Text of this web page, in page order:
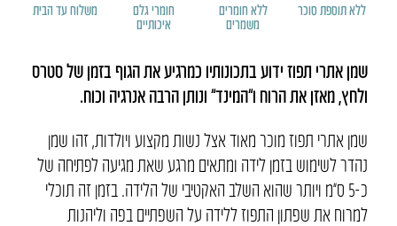
ללא תוספת סוכר
ללא חומרים
משמרים
חומרי גלם
איכותיים
משלוח עד הבית
שמן אתרי תפוז ידוע בתכונותיו כמרגיע את הגוף בזמן של סטרס
ולחץ, מאזן את הרוח ו”המינד” ונותן הרבה אנרגיה וכוח.
שמן אתרי תפוז מוכר מאוד אצל נשות מקצוע ויולדות, זהו שמן
נהדר לשימוש בזמן לידה ומתאים מרגע שאת מגיעה לפתיחה של
כ-5 ס”מ ויותר שהוא השלב האקטיבי של הלידה. בזמן זה תוכלי
למרוח את שפתון התפוז ללידה על השפתיים בפה וליהנות